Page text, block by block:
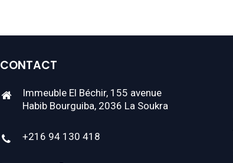
CONTACT
Immeuble El Béchir, 155 avenue
Habib Bourguiba, 2036 La Soukra
+216 94 130 418